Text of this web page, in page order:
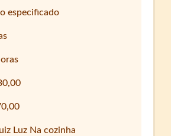
especificado
Luz Na cozinha